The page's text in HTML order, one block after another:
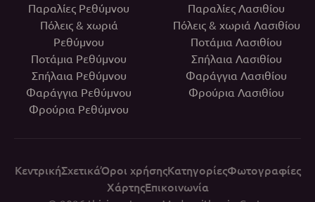
Παραλίες Ρεθύμνου
Πόλεις & χωριά
Ρεθύμνου
Ποτάμια Ρεθύμνου
Σπήλαια Ρεθύμνου
Φαράγγια Ρεθύμνου
Φρούρια Ρεθύμνου
Παραλίες Λασιθίου
Πόλεις & χωριά Λασιθίου
Ποτάμια Λασιθίου
Σπήλαια Λασιθίου
Φαράγγια Λασιθίου
Φρούρια Λασιθίου
ΚεντρικήΣχετικάΌροι χρήσηςΚατηγορίεςΦωτογραφίες
ΧάρτηςΕπικοινωνία